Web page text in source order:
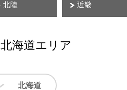
北陸 近畿
北海道エリア
北海道